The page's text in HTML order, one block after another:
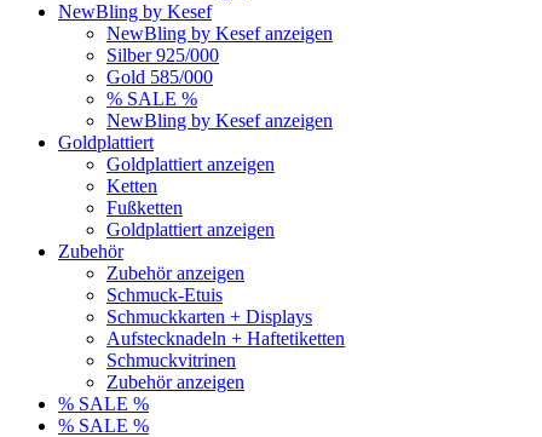
NewBling by Kesef
NewBling by Kesef anzeigen
Silber 925/000
Gold 585/000
% SALE %
NewBling by Kesef anzeigen
Goldplattiert
Goldplattiert anzeigen
Ketten
Fußketten
Goldplattiert anzeigen
Zubehör
Zubehör anzeigen
Schmuck-Etuis
Schmuckkarten + Displays
Aufstecknadeln + Haftetiketten
Schmuckvitrinen
Zubehör anzeigen
% SALE %
% SALE %